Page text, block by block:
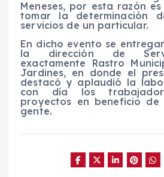
Meneses, por esta razón
tomar la determinación
servicios de un particular.
En dicho evento se
la dirección de
exactamente Rastro
Jardines, en donde el
destacó y aplaudió la
con día los
proyectos en beneficio de
gente.